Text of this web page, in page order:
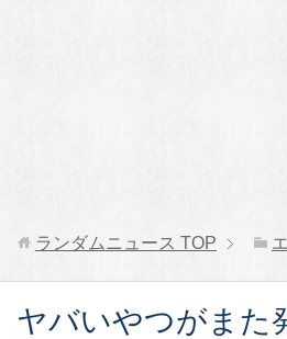
ランダムニュース TOP
ヤバいやつがまた